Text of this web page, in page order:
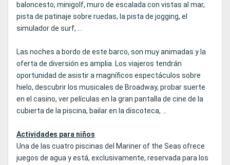
baloncesto, minigolf, muro de escalada con vistas al mar,
pista de patinaje sobre ruedas, la pista de jogging, el
simulador de surf, ...
Las noches a bordo de este barco, son muy animadas y la
oferta de diversión es amplia. Los viajeros tendrán
oportunidad de asistir a magníficos espectáculos sobre
hielo, descubrir los musicales de Broadway, probar suerte
en el casino, ver películas en la gran pantalla de cine de la
cubierta de la piscina, bailar en la discoteca, ...
Actividades para niños
Una de las cuatro piscinas del Mariner of the Seas ofrece
juegos de agua y está, exclusivamente, reservada para los